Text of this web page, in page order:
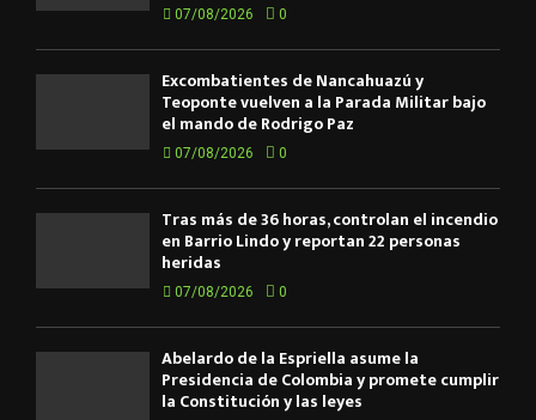
07/08/2026 0
Excombatientes de Ñancahuazú y
Teoponte vuelven a la Parada Militar bajo
el mando de Rodrigo Paz
07/08/2026 0
Tras más de 36 horas, controlan el incendio
en Barrio Lindo y reportan 22 personas
heridas
07/08/2026 0
Abelardo de la Espriella asume la
Presidencia de Colombia y promete cumplir
la Constitución y las leyes